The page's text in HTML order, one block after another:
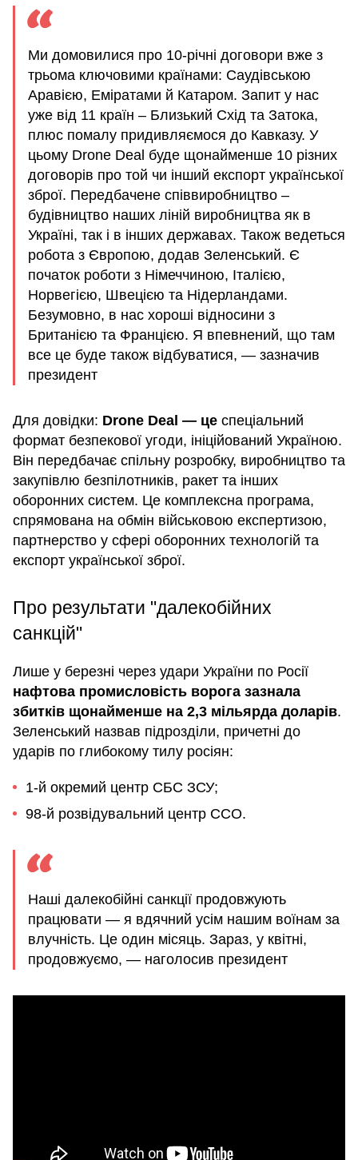
Ми домовилися про 10-річні договори вже з
трьома ключовими країнами: Саудівською
Аравією, Еміратами й Катаром. Запит у нас
уже від 11 країн – Близький Схід та Затока,
плюс помалу придивляємося до Кавказу. У
цьому Drone Deal буде щонайменше 10 різних
договорів про той чи інший експорт української
зброї. Передбачене співвиробництво –
будівництво наших ліній виробництва як в
Україні, так і в інших державах. Також ведеться
робота з Європою, додав Зеленський. Є
початок роботи з Німеччиною, Італією,
Норвегією, Швецією та Нідерландами.
Безумовно, в нас хороші відносини з
Британією та Францією. Я впевнений, що там
все це буде також відбуватися, — зазначив
президент
Для довідки: Drone Deal — це спеціальний
формат безпекової угоди, ініційований Україною.
Він передбачає спільну розробку, виробництво та
закупівлю безпілотників, ракет та інших
оборонних систем. Це комплексна програма,
спрямована на обмін військовою експертизою,
партнерство у сфері оборонних технологій та
експорт української зброї.
Про результати "далекобійних
санкцій"
Лише у березні через удари України по Росії
нафтова промисловість ворога зазнала
збитків щонайменше на 2,3 мільярда доларів.
Зеленський назвав підрозділи, причетні до
ударів по глибокому тилу росіян:
1-й окремий центр СБС ЗСУ;
98-й розвідувальний центр ССО.
Наші далекобійні санкції продовжують
працювати — я вдячний усім нашим воїнам за
влучність. Це один місяць. Зараз, у квітні,
продовжуємо, — наголосив президент